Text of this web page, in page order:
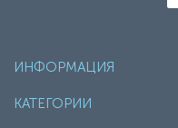
ИНФОРМАЦИЯ
КАТЕГОРИИ